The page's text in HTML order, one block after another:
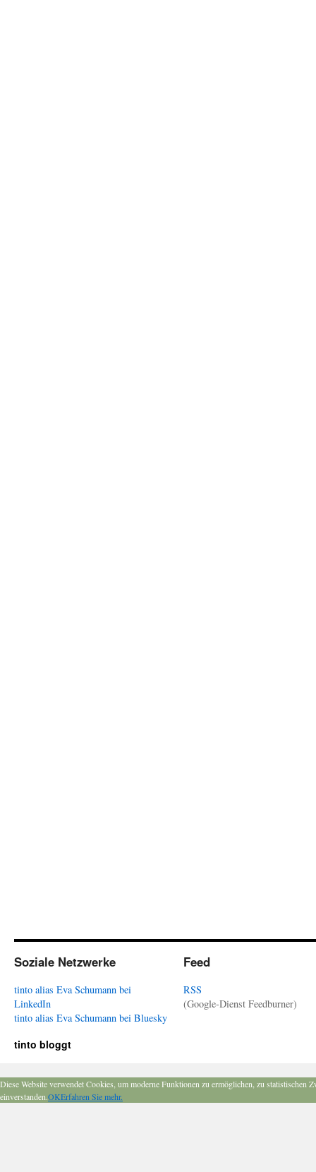
Soziale Netzwerke
tinto alias Eva Schumann bei
LinkedIn
tinto alias Eva Schumann bei Bluesky
Feed
RSS
(Google-Dienst Feedburner)
tinto bloggt
Diese Website verwendet Cookies, um moderne Funktionen zu ermöglichen, zu
einverstanden.OKErfahren Sie mehr.